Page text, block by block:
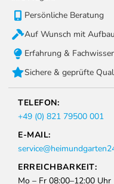
Schutzart:
Persönliche Beratung
Auf Wunsch mit
Erfahrung &
Sichere & geprüfte
TELEFON:
+49 (0) 821 79500 001
E-MAIL:
ERREICHBARKEIT:
Mo – Fr 08:00–12:00 Uhr